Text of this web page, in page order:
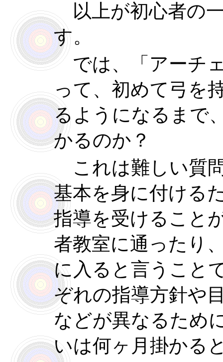
以上が初心者の
す。
では、「アーチ
って、初めて弓を
るようになるまで
かるのか？
これは難しい質
基本を身に付ける
指導を受けること
者教室に通ったり
に入ると言うこと
ぞれの指導方針や
などが異なるため
いは何ヶ月掛かる